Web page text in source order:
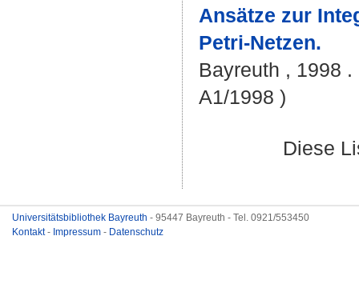
Ansätze zur
Petri-Netzen.
Bayreuth , 1998
A1/1998 )
Diese
Universitätsbibliothek Bayreuth - 95447 Bayreuth - Tel. 0921/553450
Kontakt- Impressum - Datenschutz